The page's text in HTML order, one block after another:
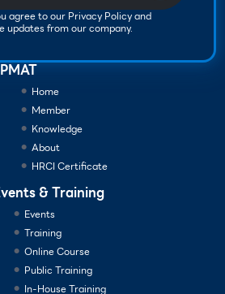
agree to our Privacy Policy and
updates from our company.
PMAT
Home
Member
Knowledge
About
HRCI Certificate
& Training
Events
Training
Online Course
Public Training
In-House Training